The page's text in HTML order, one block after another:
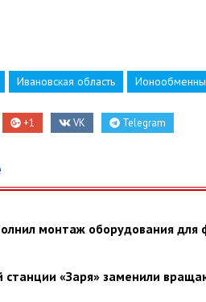
Ивановская область
+1 VK Telegram
монтаж оборудования
станции «Заря» заменили